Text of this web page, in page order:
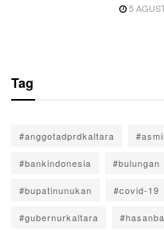
5
Tag
#anggotadprdkaltara
#bankindonesia #bulungan
#bupatinunukan #covid-19
#gubernurkaltara